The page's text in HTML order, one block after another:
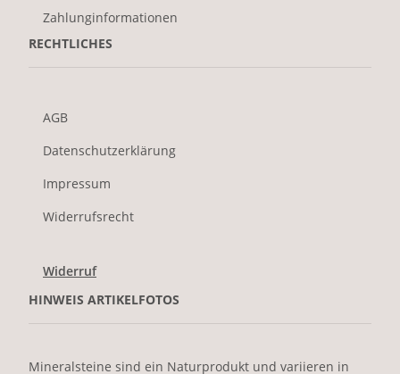
Zahlunginformationen
RECHTLICHES
AGB
Datenschutzerklärung
Impressum
Widerrufsrecht
Widerruf
HINWEIS ARTIKELFOTOS
Mineralsteine sind ein Naturprodukt und variieren in